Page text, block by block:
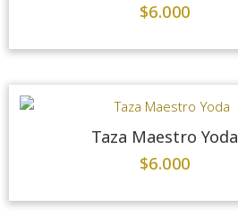
$6.000
Taza Maestro Yoda
$6.000